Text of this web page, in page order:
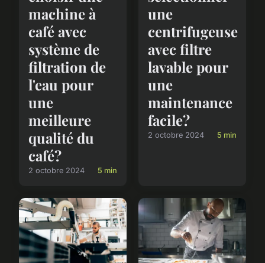
machine à
café avec
système de
filtration de
l'eau pour
une
meilleure
qualité du
café?
2 octobre 2024 5 min
une
centrifugeuse
avec filtre
lavable pour
une
maintenance
facile?
2 octobre 2024 5 min